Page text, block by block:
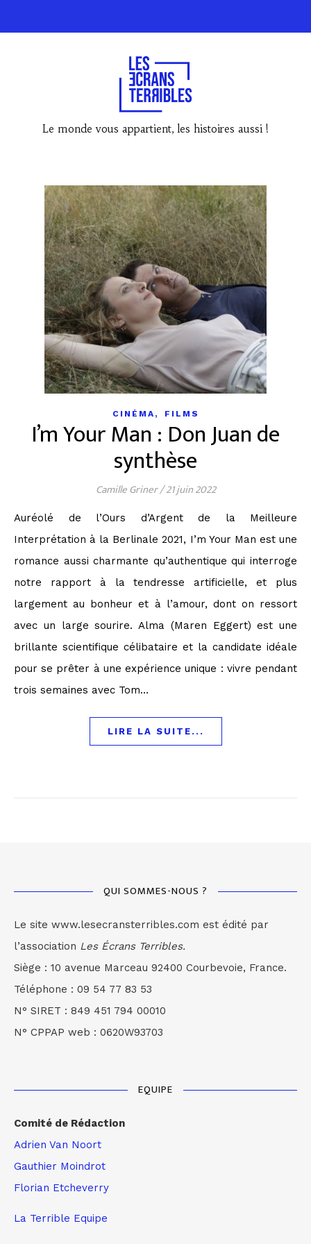
Le monde vous appartient, les histoires aussi !
CINÉMA , FILMS
I’m Your Man : Don Juan de
synthèse
Camille Griner/21 juin 2022
Auréolé de l’Ours d’Argent de la Meilleure
Interprétation à la Berlinale 2021, I’m Your Man est une
romance aussi charmante qu’authentique qui interroge
notre rapport à la tendresse artificielle, et plus
largement au bonheur et à l’amour, dont on ressort
avec un large sourire. Alma (Maren Eggert) est une
brillante scientifique célibataire et la candidate idéale
pour se prêter à une expérience unique : vivre pendant
trois semaines avec Tom…
LIRE LA SUITE...
QUI SOMMES-NOUS ?
Le site www.lesecransterribles.com est édité par
l’association Les Écrans Terribles.
Siège : 10 avenue Marceau 92400 Courbevoie, France.
Téléphone : 09 54 77 83 53
N° SIRET : 849 451 794 00010
N° CPPAP web : 0620W93703
EQUIPE
Comité de Rédaction
Adrien Van Noort
Gauthier Moindrot
Florian Etcheverry
La Terrible Equipe